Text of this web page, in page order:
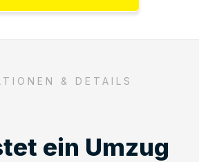
& DETAILS
ein Umzug